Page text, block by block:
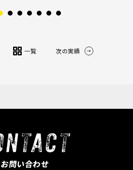
一覧 次の実績
お問い合わせ